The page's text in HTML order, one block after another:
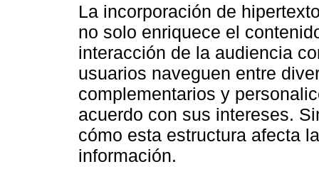
La incorporación de
no solo enriquece el
interacción de la audiencia
usuarios naveguen entre
complementarios y
acuerdo con sus intereses.
cómo esta estructura afecta
información.